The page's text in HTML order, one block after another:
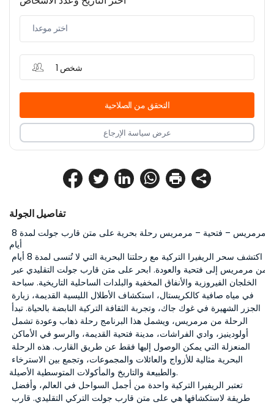
تفاصيل الجولة
أيام
والطبيعة والتاريخ والمأكولات المتوسطية الأصيلة.
شخص 1
التحقق من الصلاحية
عرض سياسة الإرجاع